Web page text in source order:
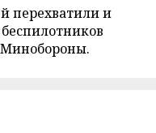
перехватили и
Минобороны.